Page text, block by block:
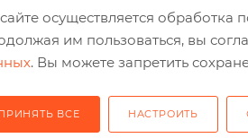
эффективного шлифования и реза
осуществляется обработка
им пользоваться, вы
. Вы можете запретить
ВСЕ НАСТРОИТЬ